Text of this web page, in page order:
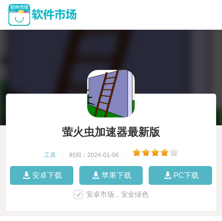
萤火虫加速器最新版
工具 时间：2024-01-06
安卓下载 苹果下载 PC下载
安卓市场，安全绿色